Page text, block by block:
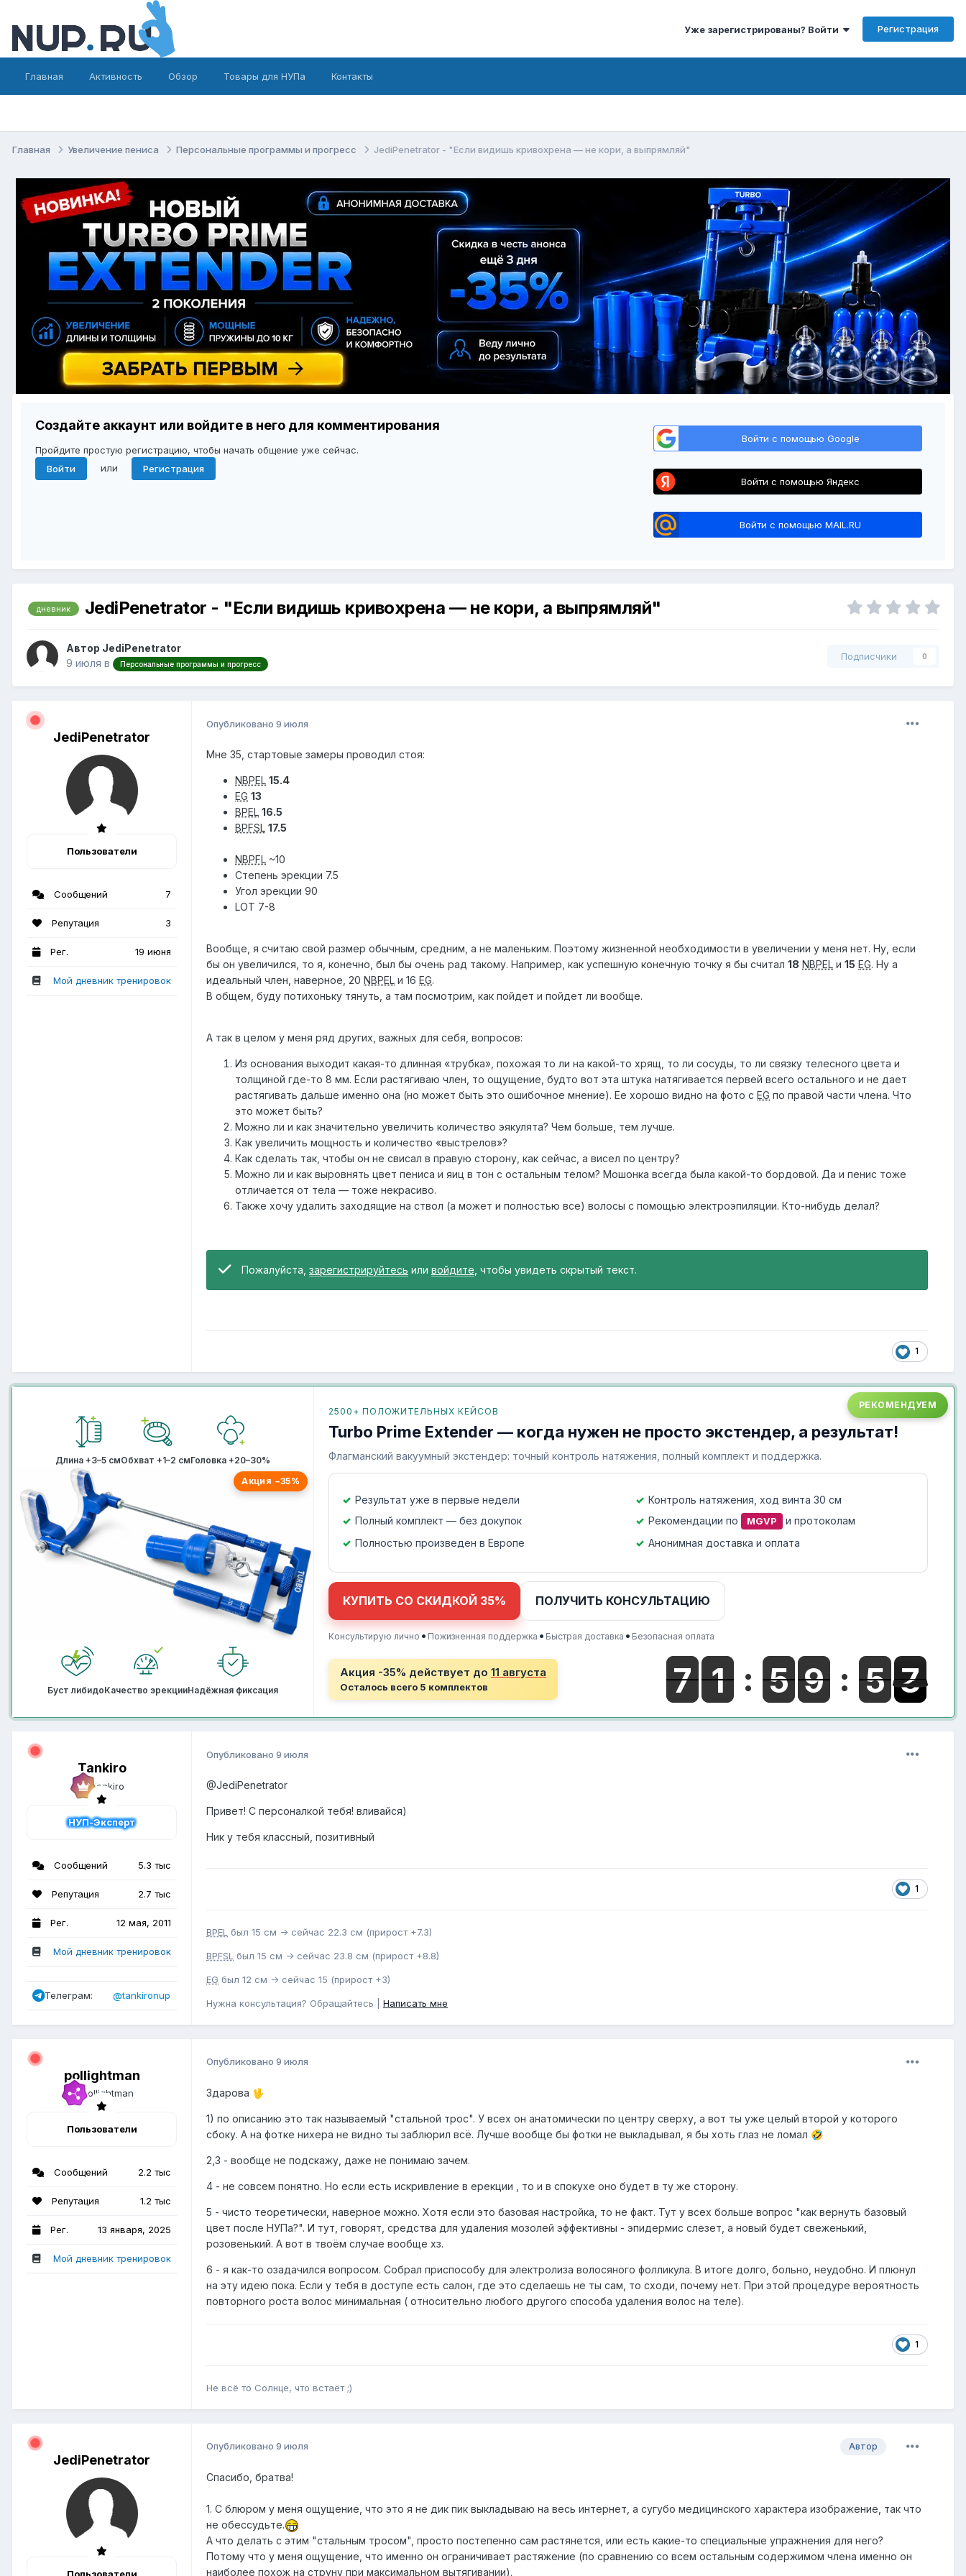
Уже зарегистрированы? Войти Регистрация
Главная Активность Обзор Товары для НУПа Контакты
Главная Увеличение пениса Персональные программы и прогресс JediPenetrator - "Если видишь кривохрена — не кори, а выпрямляй"
Создайте аккаунт или войдите в него для комментирования
Пройдите простую регистрацию, чтобы начать общение уже сейчас.
Войти
или Регистрация
Войти с помощью Google
Войти с помощью Яндекс
Войти с помощью MAIL.RU
дневник JediPenetrator - "Если видишь кривохрена — не кори, а выпрямляй"
Автор JediPenetrator
9 июля в Персональные программы и прогресс
Подписчики 0
JediPenetrator
Пользователи
Сообщений 7
Репутация 3
Рег. 19 июня
Мой дневник тренировок
Опубликовано 9 июля
Мне 35, стартовые замеры проводил стоя:
NBPEL 15.4
EG 13
BPEL 16.5
BPFSL 17.5
NBPFL ~10
Степень эрекции 7.5
Угол эрекции 90
LOT 7-8
Вообще, я считаю свой размер обычным, средним, а не маленьким. Поэтому жизненной необходимости в увеличении у меня нет. Ну, если
бы он увеличился, то я, конечно, был бы очень рад такому. Например, как успешную конечную точку я бы считал 18 NBPEL и 15 EG. Ну а
идеальный член, наверное, 20 NBPEL и 16 EG.
В общем, буду потихоньку тянуть, а там посмотрим, как пойдет и пойдет ли вообще.
А так в целом у меня ряд других, важных для себя, вопросов:
Из основания выходит какая-то длинная «трубка», похожая то ли на какой-то хрящ, то ли сосуды, то ли связку телесного цвета и
толщиной где-то 8 мм. Если растягиваю член, то ощущение, будто вот эта штука натягивается первей всего остального и не дает
растягивать дальше именно она (но может быть это ошибочное мнение). Ее хорошо видно на фото с EG по правой части члена. Что
это может быть?
Можно ли и как значительно увеличить количество эякулята? Чем больше, тем лучше.
Как увеличить мощность и количество «выстрелов»?
Как сделать так, чтобы он не свисал в правую сторону, как сейчас, а висел по центру?
Можно ли и как выровнять цвет пениса и яиц в тон с остальным телом? Мошонка всегда была какой-то бордовой. Да и пенис тоже
отличается от тела — тоже некрасиво.
Также хочу удалить заходящие на ствол (а может и полностью все) волосы с помощью электроэпиляции. Кто-нибудь делал?
Пожалуйста, зарегистрируйтесь или войдите , чтобы увидеть скрытый текст.
1
Длина +3–5 смОбхват +1–2 смГоловка +20–30%
Акция −35%
Буст либидоКачество эрекцииНадёжная фиксация
РЕКОМЕНДУЕМ
2500+ ПОЛОЖИТЕЛЬНЫХ КЕЙСОВ
Turbo Prime Extender — когда нужен не просто экстендер, а результат!
Флагманский вакуумный экстендер: точный контроль натяжения, полный комплект и поддержка.
Результат уже в первые недели
Контроль натяжения, ход винта 30 см
Полный комплект — без докупок
Рекомендации по MGVP
и протоколам
Полностью произведен в Европе
Анонимная доставка и оплата
КУПИТЬ СО СКИДКОЙ 35% ПОЛУЧИТЬ КОНСУЛЬТАЦИЮ
Консультирую лично • Пожизненная поддержка • Быстрая доставка • Безопасная оплата
Акция -35% действует до 11 августа
Осталось всего 5 комплектов
Tankiro
НУП-Эксперт
Сообщений 5.3 тыс
Репутация 2.7 тыс
Рег. 12 мая, 2011
Мой дневник тренировок
Телеграм: @tankironup
Опубликовано 9 июля
@JediPenetrator
Привет! С персоналкой тебя! вливайся)
Ник у тебя классный, позитивный
1
BPEL был 15 см -> сейчас 22.3 см (прирост +7.3)
BPFSL был 15 см -> сейчас 23.8 см (прирост +8.8)
EG был 12 см -> сейчас 15 (прирост +3)
Нужна консультация? Обращайтесь | Написать мне
pollightman
Пользователи
Сообщений 2.2 тыс
Репутация 1.2 тыс
Рег. 13 января, 2025
Мой дневник тренировок
Опубликовано 9 июля
Здарова 🖖
1) по описанию это так называемый "стальной трос". У всех он анатомически по центру сверху, а вот ты уже целый второй у которого
сбоку. А на фотке нихера не видно ты заблюрил всё. Лучше вообще бы фотки не выкладывал, я бы хоть глаз не ломал 🤣
2,3 - вообще не подскажу, даже не понимаю зачем.
4 - не совсем понятно. Но если есть искривление в ерекции , то и в спокухе оно будет в ту же сторону.
5 - чисто теоретически, наверное можно. Хотя если это базовая настройка, то не факт. Тут у всех больше вопрос "как вернуть базовый
цвет после НУПа?". И тут, говорят, средства для удаления мозолей эффективны - эпидермис слезет, а новый будет свеженький,
розовенький. А вот в твоём случае вообще хз.
6 - я как-то озадачился вопросом. Собрал приспособу для электролиза волосяного фолликула. В итоге долго, больно, неудобно. И плюнул
на эту идею пока. Если у тебя в доступе есть салон, где это сделаешь не ты сам, то сходи, почему нет. При этой процедуре вероятность
повторного роста волос минимальная ( относительно любого другого способа удаления волос на теле).
1
Не всё то Солнце, что встаёт ;)
JediPenetrator
Пользователи
Автор
Опубликовано 9 июля
Спасибо, братва!
1. С блюром у меня ощущение, что это я не дик пик выкладываю на весь интернет, а сугубо медицинского характера изображение, так что
не обессудьте.
А что делать с этим "стальным тросом", просто постепенно сам растянется, или есть какие-то специальные упражнения для него?
Потому что у меня ощущение, что именно он ограничивает растяжение (по сравнению со всем остальным содержимом члена именно он
наиболее похож на струну при максимальном вытягивании).